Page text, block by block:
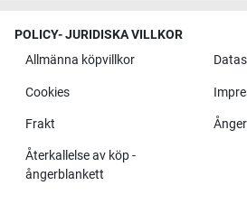
POLICY- JURIDISKA VILLKOR
Allmänna köpvillkor
Cookies
Frakt
Återkallelse av köp -
ångerblankett